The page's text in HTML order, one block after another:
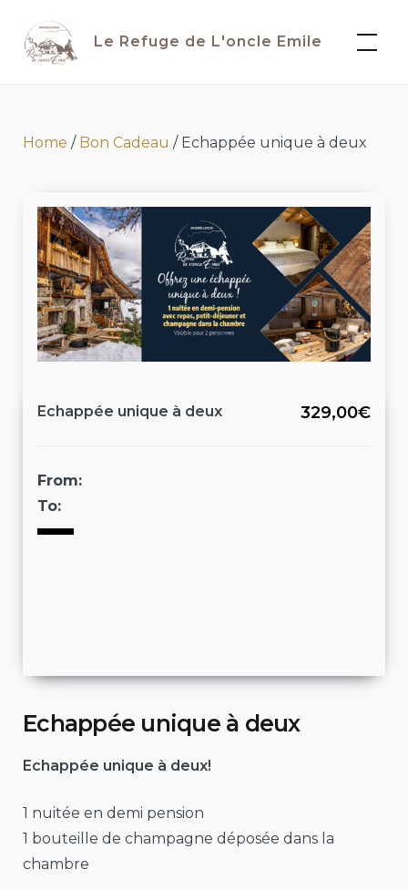
content
Le Refuge de L'oncle Emile
Home / Bon Cadeau / Echappée unique à deux
Echappée unique à deux 329,00€
From:
To:
Echappée unique à deux
Echappée unique à deux!
1 nuitée en demi pension
1 bouteille de champagne déposée dans la
chambre